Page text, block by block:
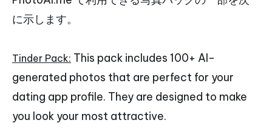
に示します。
Tinder Pack: This pack includes 100+ AI-
generated photos that are perfect for your
dating app profile. They are designed to make
you look your most attractive.